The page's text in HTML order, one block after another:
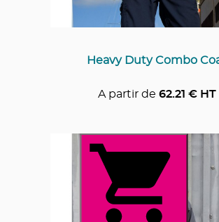
Heavy Duty Combo
A partir de 62.21 € HT